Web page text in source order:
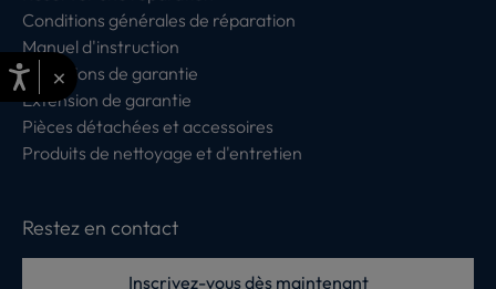
Conditions générales de réparation
Manuel d'instruction
Conditions de garantie
Extension de garantie
Pièces détachées et accessoires
Produits de nettoyage et d'entretien
Restez en contact
Inscrivez-vous dès maintenant
×